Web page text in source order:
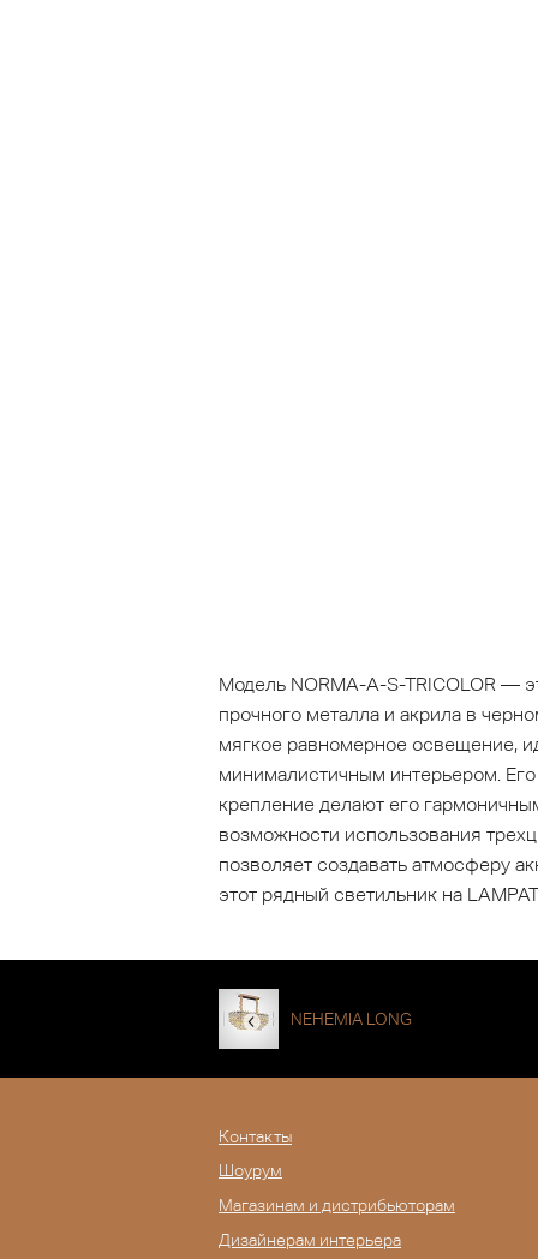
Модель NORMA-A-S-TRICOLOR —
прочного металла и акрила в
мягкое равномерное освещение,
минималистичным интерьером.
крепление делают его
возможности использования
позволяет создавать атмосферу
этот рядный светильник на
NEHEMIA LONG
Контакты
Шоурум
Магазинам и дистрибьюторам
Дизайнерам интерьера